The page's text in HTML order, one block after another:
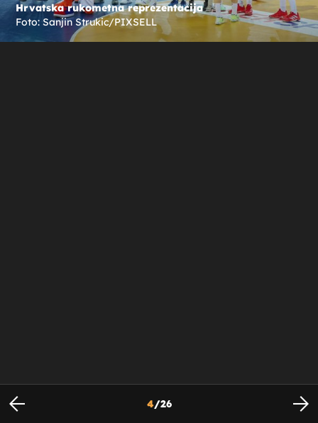
Hrvatska rukometna reprezentacija
Foto: Sanjin Strukic/PIXSELL
4/26